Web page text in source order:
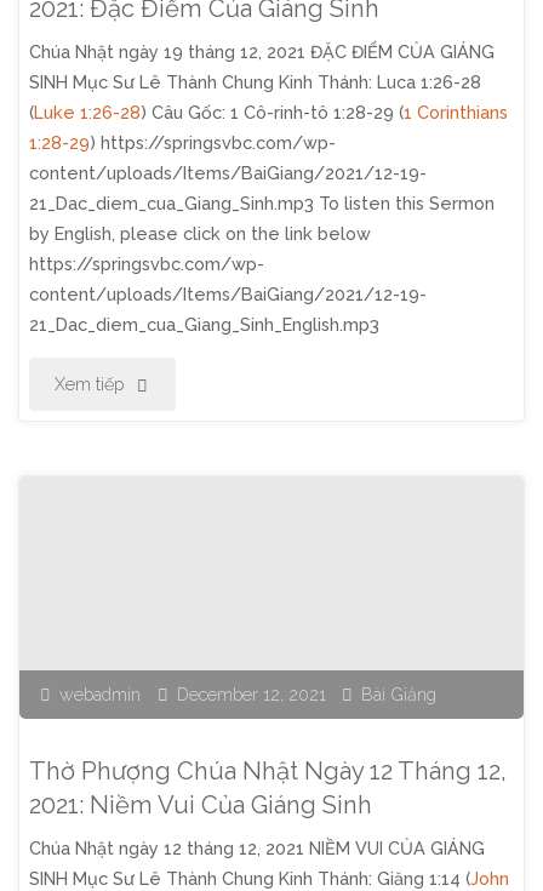
Của
Giáng
Sinh"
2021: Đặc Điểm Của Giáng Sinh
Chúa Nhật ngày 19 tháng 12, 2021 ĐẶC ĐIỂM CỦA GIÁNG
SINH Mục Sư Lê Thành Chung Kinh Thánh: Luca 1:26-28
(Luke 1:26-28) Câu Gốc: 1 Cô-rinh-tô 1:28-29 (1 Corinthians
1:28-29) https://springsvbc.com/wp-
content/uploads/Items/BaiGiang/2021/12-19-
21_Dac_diem_cua_Giang_Sinh.mp3 To listen this Sermon
by English, please click on the link below
https://springsvbc.com/wp-
content/uploads/Items/BaiGiang/2021/12-19-
21_Dac_diem_cua_Giang_Sinh_English.mp3
Xem tiếp "Thờ
Tháng
2021:
Đặc
webadmin December 12, 2021 Bài Giảng
Thờ Phượng Chúa Nhật Ngày 12 Tháng 12,
2021: Niềm Vui Của Giáng Sinh
Chúa Nhật ngày 12 tháng 12, 2021 NIỀM VUI CỦA GIÁNG
SINH Mục Sư Lê Thành Chung Kinh Thánh: Giăng 1:14 (John